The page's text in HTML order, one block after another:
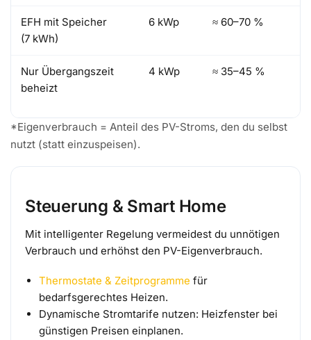
EFH mit Speicher
(7 kWh)
6 kWp ≈ 60–70 %
Nur Übergangszeit
beheizt
4 kWp ≈ 35–45 %
*Eigenverbrauch = Anteil des PV-Stroms, den du selbst
nutzt (statt einzuspeisen).
Steuerung & Smart Home
Mit intelligenter Regelung vermeidest du unnötigen
Verbrauch und erhöhst den PV-Eigenverbrauch.
Thermostate & Zeitprogramme für
bedarfsgerechtes Heizen.
Dynamische Stromtarife nutzen: Heizfenster bei
günstigen Preisen einplanen.